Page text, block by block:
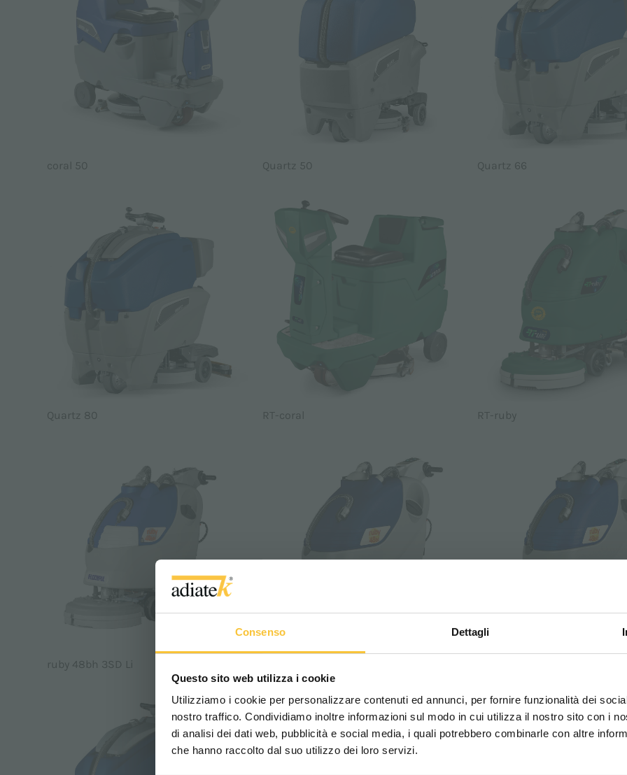
Consenso Dettagli
Questo sito web utilizza i cookie
Utilizziamo i cookie per personalizzare contenuti ed annunci, per fornire funzionalità dei
nostro traffico. Condividiamo inoltre informazioni sul modo in cui utilizza il nostro sito con i
di analisi dei dati web, pubblicità e social media, i quali potrebbero combinarle con altre
che hanno raccolto dal suo utilizzo dei loro servizi.
coral 50 Quartz 50 Quartz 66
Quartz 80 RT-coral RT-ruby
ruby 48bh 3SD Li
WORLDWIDE